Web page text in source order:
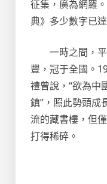
征集，廣為網羅
典》多少數字已
一時之間，
豐，冠于全國。
禮曾說，“欲為中
鎮”，照此勢頭成
流的藏書樓，但
打得稀碎。